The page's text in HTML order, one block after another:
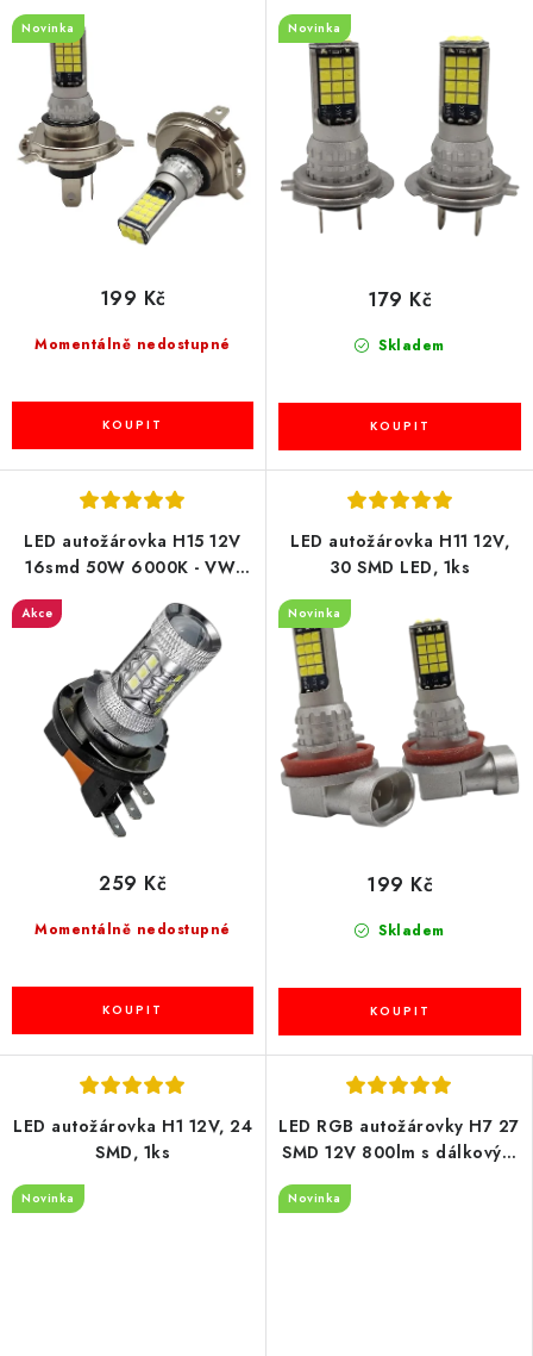
d
u
ů
o
d
k
t
Novinka
Momentálně nedostupné
199 Kč
Novinka
Skladem
179 Kč
LED autožárovka H15 12V
16smd 50W 6000K - VW,
AUDI, BMW, Škoda - 1ks
Akce
Momentálně nedostupné
259 Kč
LED autožárovka H11 12V,
30 SMD LED, 1ks
Novinka
Skladem
199 Kč
LED autožárovka H1 12V, 24
SMD, 1ks
Novinka
LED RGB autožárovky H7 27
SMD 12V 800lm s dálkovým
ovládáním, 2ks
Novinka